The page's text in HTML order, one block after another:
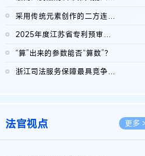
采用传统元素创作的二方连续装饰图案作品的独创性及侵权对比认定
2025年度江苏省专利预审典型案例
“算”出来的参数能否“算数”？
浙江司法服务保障最具竞争力营商环境建设典型案例（第二批）含侵...
法官视点 更多